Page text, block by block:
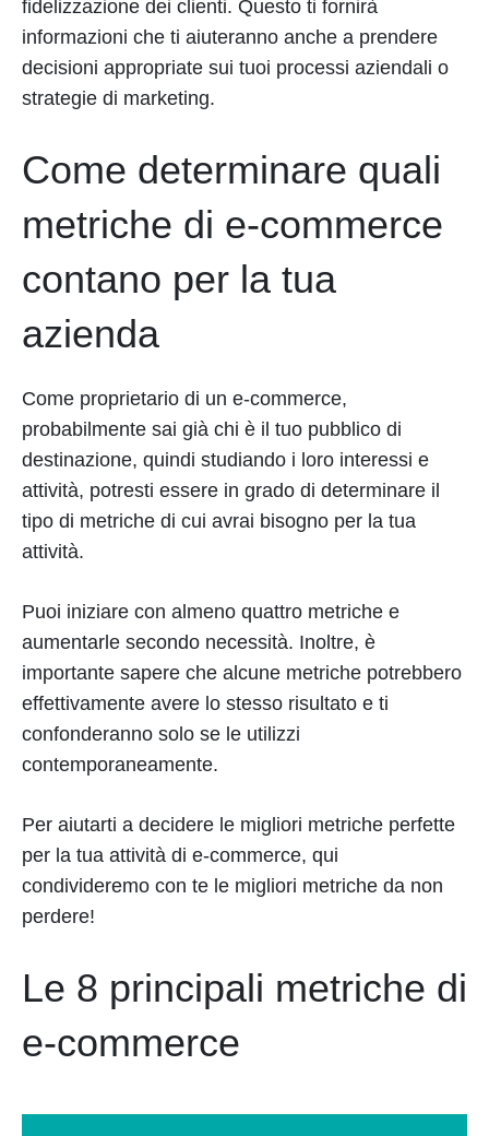
fidelizzazione dei clienti. Questo ti fornirà
informazioni che ti aiuteranno anche a prendere
decisioni appropriate sui tuoi processi aziendali o
strategie di marketing.
Come determinare quali
metriche di e-commerce
contano per la tua
azienda
Come proprietario di un e-commerce,
probabilmente sai già chi è il tuo pubblico di
destinazione, quindi studiando i loro interessi e
attività, potresti essere in grado di determinare il
tipo di metriche di cui avrai bisogno per la tua
attività.
Puoi iniziare con almeno quattro metriche e
aumentarle secondo necessità. Inoltre, è
importante sapere che alcune metriche potrebbero
effettivamente avere lo stesso risultato e ti
confonderanno solo se le utilizzi
contemporaneamente.
Per aiutarti a decidere le migliori metriche perfette
per la tua attività di e-commerce, qui
condivideremo con te le migliori metriche da non
perdere!
Le 8 principali metriche di
e-commerce